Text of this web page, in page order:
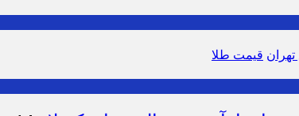
قیمت طلا